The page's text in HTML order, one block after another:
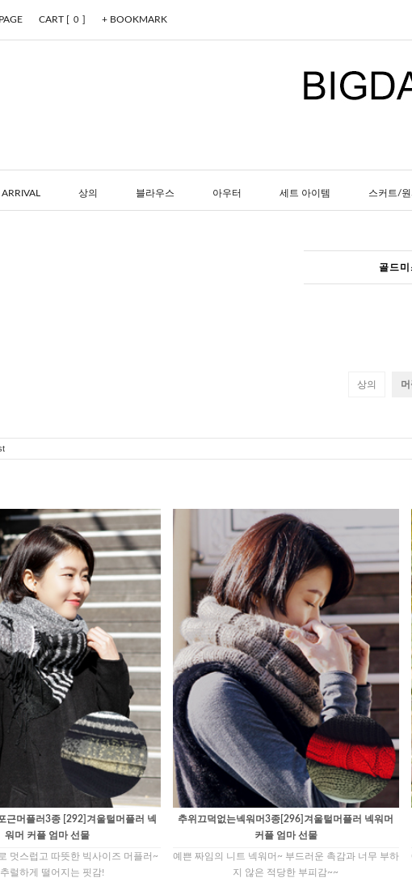
CART [ 0 ] + BOOKMARK
상의 블라우스 아우터 세트 아이템 스커트/
골드미
상의 머
근머플러3종 [292]겨울털머플러 넥
워머 커플 엄마 선물
멋스럽고 따뜻한 빅사이즈 머플러~
럴하게 떨어지는 핏감!
추위끄덕없는넥워머3종[296]겨울털머플러 넥워머
커플 엄마 선물
예쁜 짜임의 니트 넥워머~ 부드러운 촉감과 너무 부하
지 않은 적당한 부피감~~